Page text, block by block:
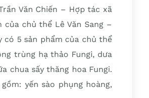
Văn Chiến – Hợp tác xã
chủ thể Lê Văn Sang –
có 5 sản phẩm của chủ thể
trùng hạ thảo Fungi, dưa
chua sấy thăng hoa Fungi.
yến sào phụng hoàng,